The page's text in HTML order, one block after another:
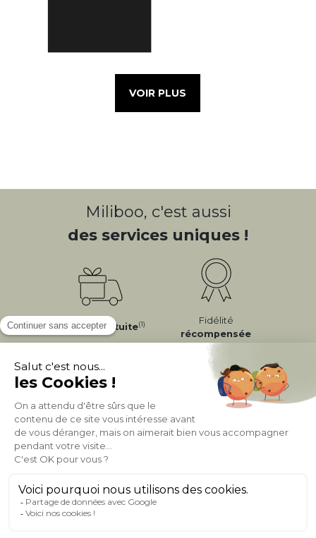
VOIR PLUS
Miliboo, c'est aussi
des services uniques !
LivraisonGratuite(1)
Fidélité
récompensée
Expéditionen
24/72h
Appelez-nous Au
050 92 00 74